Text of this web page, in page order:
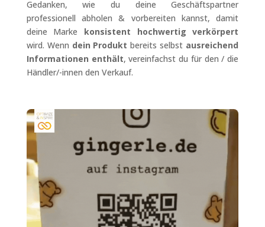
Gedanken, wie du deine Geschäftspartner
professionell abholen & vorbereiten kannst, damit
deine Marke konsistent hochwertig verkörpert
wird. Wenn dein Produkt bereits selbst ausreichend
Informationen enthält, vereinfachst du für den / die
Händler/-innen den Verkauf.